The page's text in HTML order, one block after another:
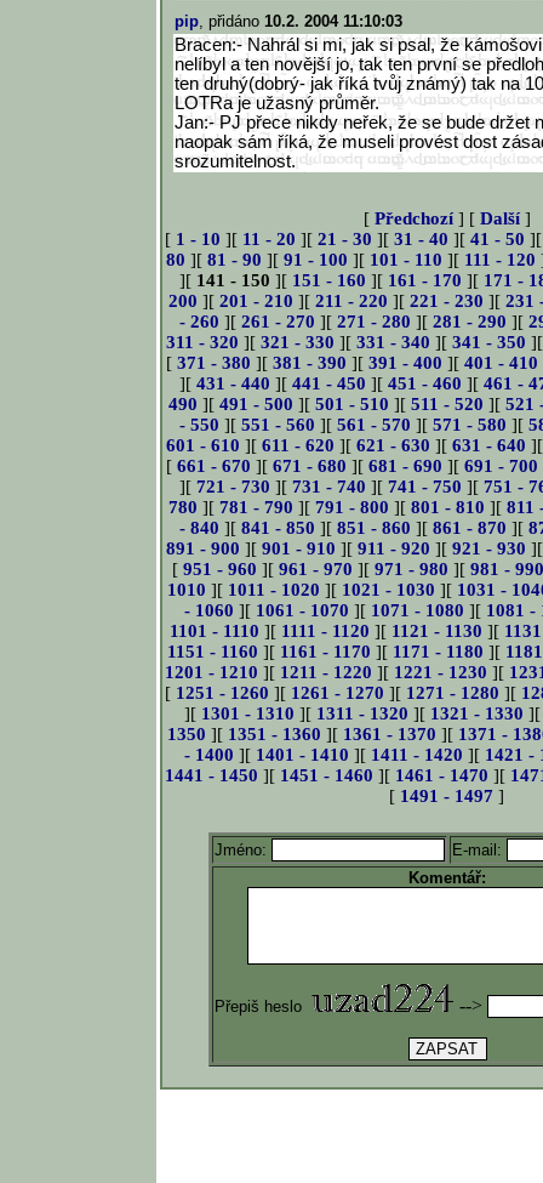
pip, přidáno 10.2. 2004 11:10:03
Bracen:- Nahrál si mi, jak si psal, že
nelíbyl a ten novější jo, tak ten první se
ten druhý(dobrý- jak říká tvůj známý) tak na
LOTRa je užasný průměr.
Jan:- PJ přece nikdy neřek, že se bude držet
naopak sám říká, že museli provést dost
srozumitelnost.
[ Předchozí] [ Další]
[ 1 - 10 ][ 11 - 20 ][ 21 - 30 ][ 31 - 40 ][ 41 - 50
80 ][81 - 90 ][91 - 100 ][ 101 - 110 ][ 111 - 120
][ 141 - 150 ][ 151 - 160 ][ 161 - 170 ][ 171 -
200 ][ 201 - 210 ][ 211 - 220 ][ 221 - 230 ][ 231
- 260 ][ 261 - 270 ][ 271 - 280 ][ 281 - 290 ][
311 - 320 ][ 321 - 330 ][ 331 - 340 ][ 341 - 350
[ 371 - 380 ][ 381 - 390 ][ 391 - 400 ][ 401 - 410
][ 431 - 440 ][ 441 - 450 ][ 451 - 460 ][ 461 -
490 ][ 491 - 500 ][ 501 - 510 ][ 511 - 520 ][ 521
- 550 ][ 551 - 560 ][ 561 - 570 ][ 571 - 580 ][
601 - 610 ][ 611 - 620 ][ 621 - 630 ][ 631 - 640
[ 661 - 670 ][ 671 - 680 ][ 681 - 690 ][ 691 - 700
][ 721 - 730 ][ 731 - 740 ][ 741 - 750 ][ 751 -
780 ][ 781 - 790 ][ 791 - 800 ][ 801 - 810 ][ 811
- 840 ][ 841 - 850 ][ 851 - 860 ][ 861 - 870 ][
891 - 900 ][ 901 - 910 ][ 911 - 920 ][ 921 - 930
[951 - 960 ][961 - 970 ][971 - 980 ][981 -
1010 ][ 1011 - 1020 ][ 1021 - 1030 ][ 1031 -
- 1060 ][ 1061 - 1070 ][ 1071 - 1080 ][ 1081 -
1101 - 1110 ][ 1111 - 1120 ][ 1121 - 1130 ][
1151 - 1160 ][ 1161 - 1170 ][ 1171 - 1180 ][
1201 - 1210 ][ 1211 - 1220 ][ 1221 - 1230 ][
[ 1251 - 1260 ][ 1261 - 1270 ][ 1271 - 1280 ][
][ 1301 - 1310 ][ 1311 - 1320 ][ 1321 - 1330
1350 ][ 1351 - 1360 ][ 1361 - 1370 ][ 1371 -
- 1400 ][ 1401 - 1410 ][ 1411 - 1420 ][ 1421 -
1441 - 1450 ][ 1451 - 1460 ][ 1461 - 1470 ][
[ 1491 - 1497 ]
Jméno:
E-mail:
Komentář:
Přepiš heslo -->